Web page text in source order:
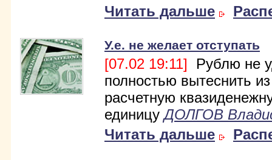
Читать дальше
У.е. не желает отступать
[07.02 19:11] Рублю не
полностью вытеснить
расчетную
единицуДОЛГОВ
Читать дальше